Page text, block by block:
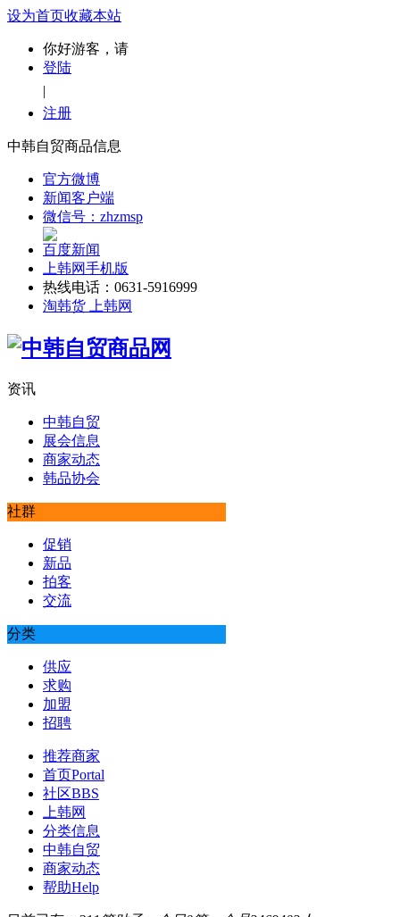
设为首页收藏本站
你好游客，请
登陆
|
注册
中韩自贸商品信息
官方微博
新闻客户端
微信号：zhzmsp
百度新闻
上韩网手机版
热线电话：0631-5916999
淘韩货 上韩网
资讯
中韩自贸
展会信息
商家动态
韩品协会
社群
促销
新品
拍客
交流
分类
供应
求购
加盟
招聘
推荐商家
首页Portal
社区BBS
上韩网
分类信息
中韩自贸
商家动态
帮助Help